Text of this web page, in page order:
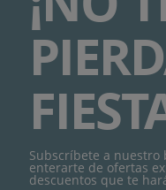
Subscríbete a
enterarte de ofertas
descuentos que te